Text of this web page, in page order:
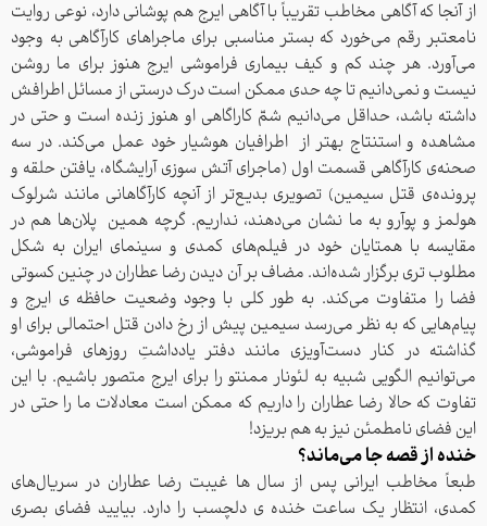
از آنجا که آگاهی مخاطب تقریباً با آگاهی ایرج هم پوشانی دارد، نوعی روایت
نامعتبر رقم می‌خورد که بستر مناسبی برای ماجراهای کارآگاهی به وجود
می‌آورد. هر چند کم و کیف بیماری فراموشی ایرج هنوز برای ما روشن
نیست و نمی‌دانیم تا چه حدی ممکن است درک درستی از مسائل اطرافش
داشته باشد، حداقل می‌دانیم شمّ کاراگاهی او هنوز زنده است و حتی در
مشاهده و استنتاج بهتر از اطرافیان هوشیار خود عمل می‌کند. در سه
صحنه‌ی کارآگاهی قسمت اول (ماجرای آتش سوزی آرایشگاه، یافتن حلقه و
پرونده‌ی قتل سیمین) تصویری بدیع‌تر از آنچه کارآگاهانی مانند شرلوک
هولمز و پوآرو به ما نشان می‌دهند، نداریم. گرچه همین پلان‌ها هم در
مقایسه با همتایان خود در فیلم‌های کمدی و سینمای ایران به شکل
مطلوب تری برگزار شده‌اند. مضاف بر آن دیدن رضا عطاران در چنین کسوتی
فضا را متفاوت می‌کند. به طور کلی با وجود وضعیت حافظه ی ایرج و
پیام‌هایی که به نظر می‌رسد سیمین پیش از رخ دادن قتل احتمالی برای او
گذاشته در کنار دست‌آویزی مانند دفتر یادداشتِ روزهای فراموشی،
می‌توانیم الگویی شبیه به لئونار ممنتو را برای ایرج متصور باشیم. با این
تفاوت که حالا رضا عطاران را داریم که ممکن است معادلات ما را حتی در
این فضای نامطمئن نیز به هم بریزد!
خنده از قصه جا می‌ماند؟
طبعاً مخاطب ایرانی پس از سال ها غیبت رضا عطاران در سریال‌های
کمدی، انتظار یک ساعت خنده ی دلچسب را دارد. بیایید فضای بصری